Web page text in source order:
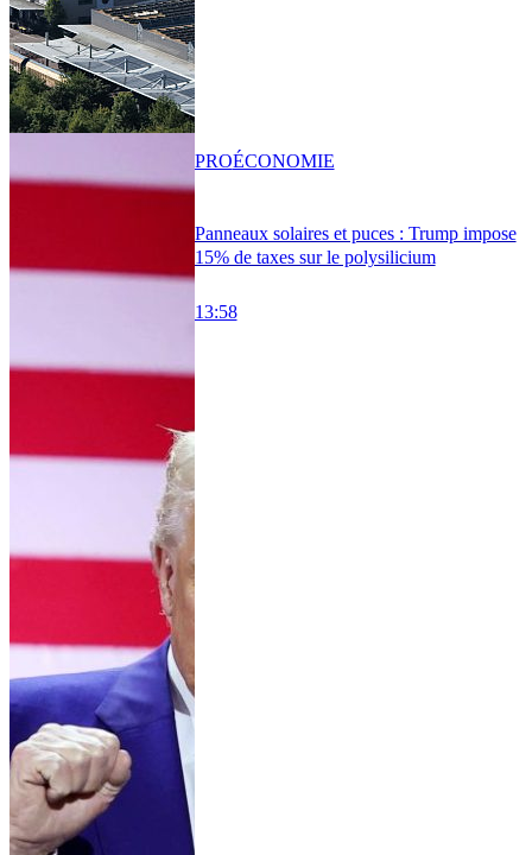
Panneaux solaires et puces : Trump impose
15% de taxes sur le polysilicium
13:58
PROÉCONOMIE